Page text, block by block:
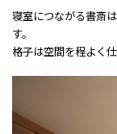
寝室につながる書斎
す。
格子は空間を程よく仕